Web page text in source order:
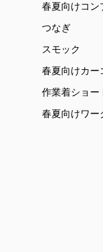
春夏向けコン
つなぎ
スモック
春夏向けカー
作業着ショー
春夏向けワー